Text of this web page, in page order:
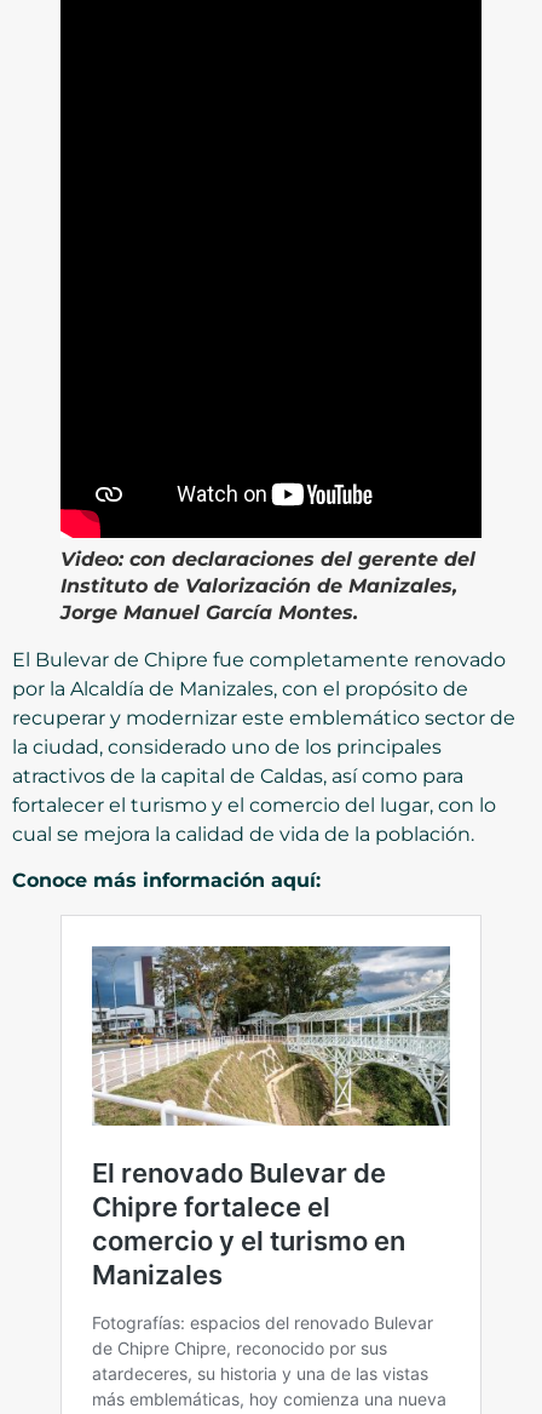
Video: con declaraciones del gerente del
Instituto de Valorización de Manizales,
Jorge Manuel García Montes.
El Bulevar de Chipre fue completamente renovado
por la Alcaldía de Manizales, con el propósito de
recuperar y modernizar este emblemático sector de
la ciudad, considerado uno de los principales
atractivos de la capital de Caldas, así como para
fortalecer el turismo y el comercio del lugar, con lo
cual se mejora la calidad de vida de la población.
Conoce más información aquí: